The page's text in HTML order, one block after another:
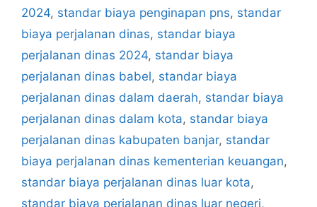
2024, standar biaya penginapan pns, standar
biaya perjalanan dinas, standar biaya
perjalanan dinas 2024, standar biaya
perjalanan dinas babel, standar biaya
perjalanan dinas dalam daerah, standar biaya
perjalanan dinas dalam kota, standar biaya
perjalanan dinas kabupaten banjar, standar
biaya perjalanan dinas kementerian keuangan,
standar biaya perjalanan dinas luar kota,
standar biaya perjalanan dinas luar negeri,